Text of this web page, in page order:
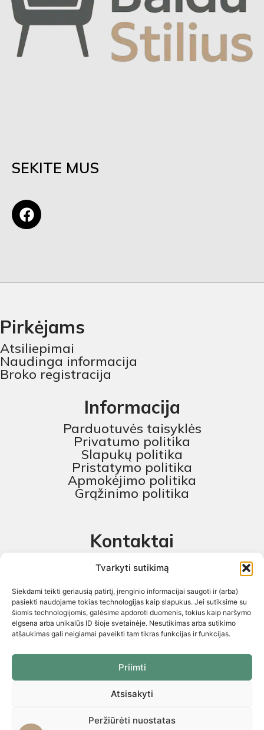
Tvarkyti sutikimą
Siekdami teikti geriausią patirtį, įrenginio informacijai saugoti ir (arba)
pasiekti naudojame tokias technologijas kaip slapukus. Jei sutiksime su
šiomis technologijomis, galėsime apdoroti duomenis, tokius kaip naršymo
elgsena arba unikalūs ID šioje svetainėje. Nesutikimas arba sutikimo
atšaukimas gali neigiamai paveikti tam tikras funkcijas ir funkcijas.
Priimti
Atsisakyti
Peržiūrėti nuostatas
SEKITE MUS
Pirkėjams
Atsiliepimai
Naudinga informacija
Broko registracija
Informacija
Parduotuvės taisyklės
Privatumo politika
Slapukų politika
Pristatymo politika
Apmokėjimo politika
Grąžinimo politika
Kontaktai
pagalba@baldustilius.lt
I-V : 10:00 iki 16:00
Visos teisės saugomos 2026 © „Skaitmeninis projektas“ ©
griežtai draudžiama